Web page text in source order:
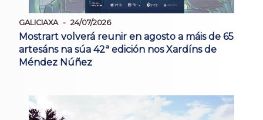
GALICIAXA 24/07/2026
Mostrart volverá reunir en agosto a máis de 65
artesáns na súa 42ª edición nos Xardíns de
Méndez Núñez